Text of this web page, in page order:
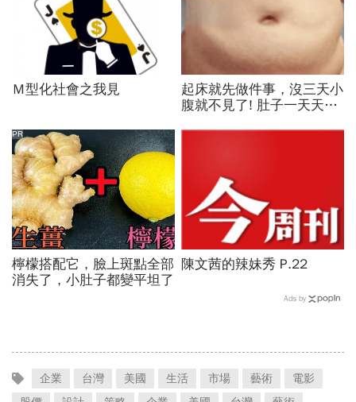
Ｍ型化社會之我見
起床就先做件事，沒三天小
腹就不見了! 肚子一天天變
檸檬搭配它，臉上斑點全部
消失了，小肚子都變平坦了
PR
陳文茜的辣妹秀 P.22
Ads by
企業 台灣 美國 生活 市場 藝術
電影